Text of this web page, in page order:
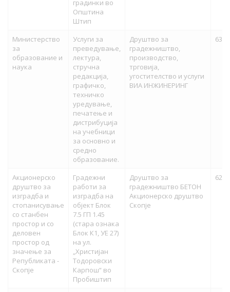
градинки во
Општина
Штип
Министерство
за
образование и
наука
Услуги за
преведување,
лектура,
стручна
редакција,
графичко,
техничко
уредување,
печатење и
дистрибуција
на учебници
за основно и
средно
образование.
Друштво за
градежништво,
производство,
трговија,
угостителство и услуги
ВИА ИНЖИНЕРИНГ
Акционерско
друштво за
изградба и
стопанисување
со станбен
простор и со
деловен
простор од
значење за
Републиката -
Скопје
Градежни
работи за
изградба на
објект Блок
7.5 ГП 1.45
(стара ознака
Блок К1, УЕ 27)
на ул.
„Христијан
Тодоровски
Карпош“ во
Пробиштип
Друштво за
градежништво БЕТОН
Акционерско друштво
Скопје